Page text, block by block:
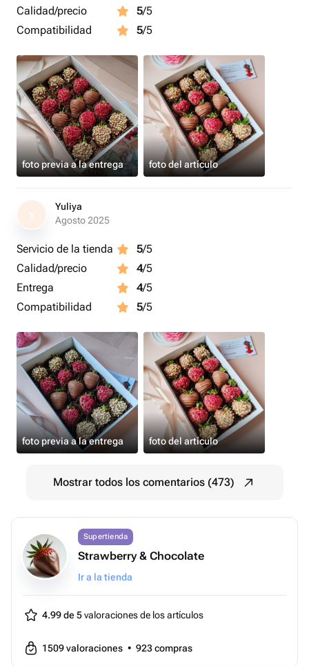
Calidad/precio 5/5
Compatibilidad
5/5
foto previa a la entrega foto del artículo
Y
Yuliya
Agosto 2025
Servicio de la tienda 5/5
Calidad/precio
4/5
Entrega
4/5
Compatibilidad
5/5
foto previa a la entrega foto del artículo
Mostrar todos los comentarios (473)
Supertienda
Strawberry & Chocolate
Ir a la tienda
4.99 de 5valoraciones de los artículos
1509valoraciones • 923compras